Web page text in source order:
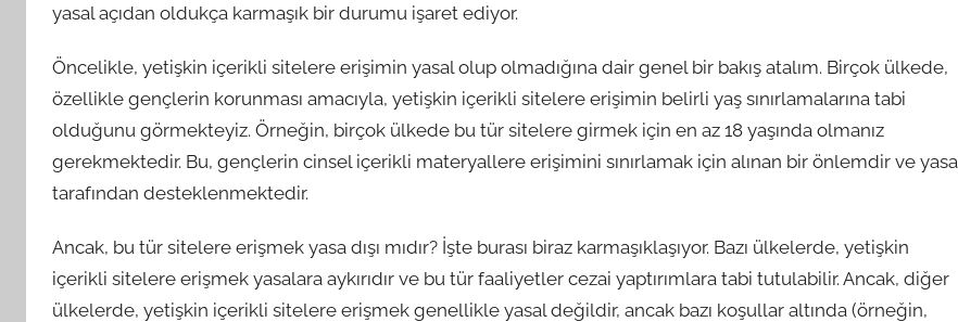
yasal açıdan oldukça karmaşık bir durumu işaret ediyor.
Öncelikle, yetişkin içerikli sitelere erişimin yasal olup olmadığına dair genel bir bakış atalım. Birçok ülkede,
özellikle gençlerin korunması amacıyla, yetişkin içerikli sitelere erişimin belirli yaş sınırlamalarına tabi
olduğunu görmekteyiz. Örneğin, birçok ülkede bu tür sitelere girmek için en az 18 yaşında olmanız
gerekmektedir. Bu, gençlerin cinsel içerikli materyallere erişimini sınırlamak için alınan bir önlemdir ve yasa
tarafından desteklenmektedir.
Ancak, bu tür sitelere erişmek yasa dışı mıdır? İşte burası biraz karmaşıklaşıyor. Bazı ülkelerde, yetişkin
içerikli sitelere erişmek yasalara aykırıdır ve bu tür faaliyetler cezai yaptırımlara tabi tutulabilir. Ancak, diğer
ülkelerde, yetişkin içerikli sitelere erişmek genellikle yasal değildir, ancak bazı koşullar altında (örneğin,